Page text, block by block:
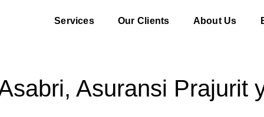
Services Our Clients About Us
Asuransi Prajurit